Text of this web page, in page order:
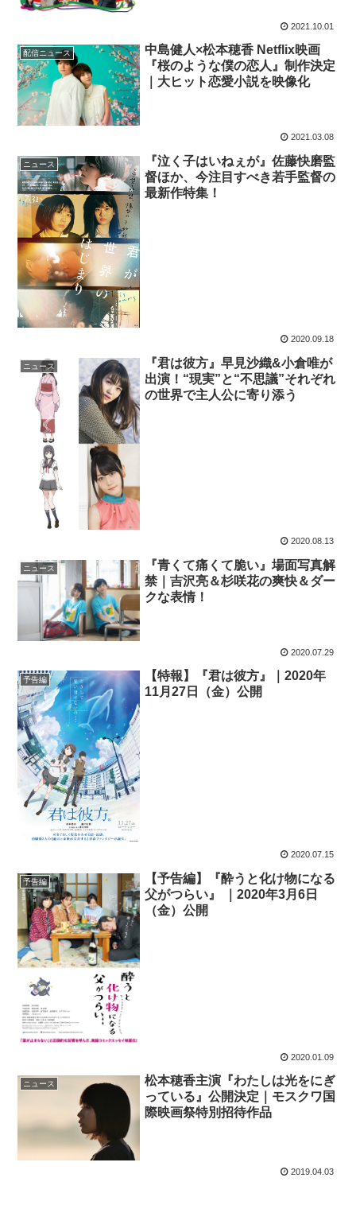
2021.10.01
配信ニュース
中島健人×松本穂香 Netflix映画
『桜のような僕の恋人』制作決定
｜大ヒット恋愛小説を映像化
2021.03.08
ニュース
『泣く子はいねぇが』佐藤快磨監
督ほか、今注目すべき若手監督の
最新作特集！
2020.09.18
ニュース
『君は彼方』早見沙織&小倉唯が
出演！“現実”と“不思議”それぞれ
の世界で主人公に寄り添う
2020.08.13
ニュース
『青くて痛くて脆い』場面写真解
禁｜吉沢亮＆杉咲花の爽快＆ダー
クな表情！
2020.07.29
予告編
【特報】『君は彼方』｜2020年
11月27日（金）公開
2020.07.15
予告編
【予告編】『酔うと化け物になる
父がつらい』 ｜2020年3月6日
（金）公開
2020.01.09
ニュース
松本穂香主演『わたしは光をにぎ
っている』公開決定｜モスクワ国
際映画祭特別招待作品
2019.04.03